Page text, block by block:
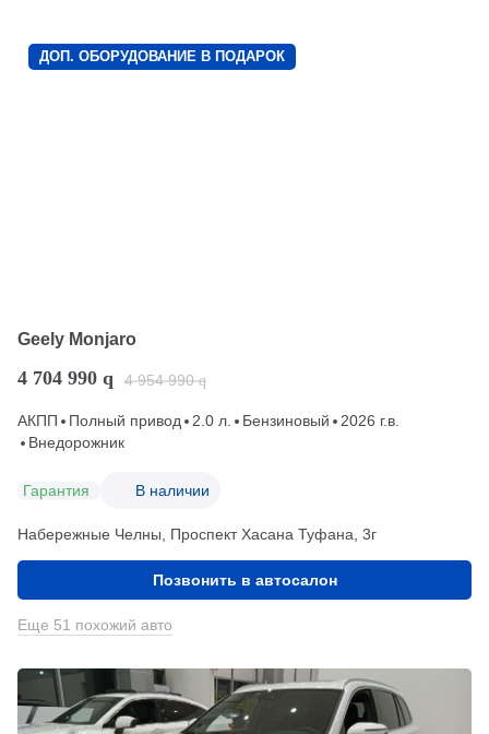
ДОП. ОБОРУДОВАНИЕ В ПОДАРОК
Geely Monjaro
4 704 990 q 4 954 990 q
АКПП Полный привод 2.0 л. Бензиновый
2026 г.в.
Внедорожник
Гарантия В наличии
Набережные Челны, Проспект Хасана Туфана, 3г
Позвонить в автосалон
Еще 51 похожий авто